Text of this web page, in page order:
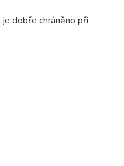
dobře chráněno při